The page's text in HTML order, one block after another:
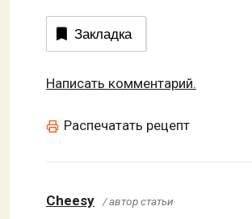
Закладка
Написать комментарий.
Распечатать рецепт
Cheesy / автор статьи